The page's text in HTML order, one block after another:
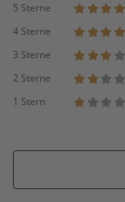
5 Sterne
4 Sterne
3 Sterne
2 Sterne
1 Stern